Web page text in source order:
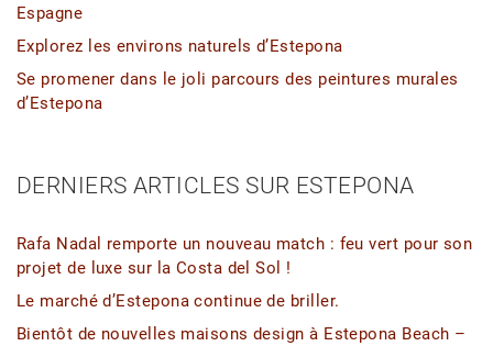
Espagne
Explorez les environs naturels d’Estepona
Se promener dans le joli parcours des peintures murales
d’Estepona
DERNIERS ARTICLES SUR ESTEPONA
Rafa Nadal remporte un nouveau match : feu vert pour son
projet de luxe sur la Costa del Sol !
Le marché d’Estepona continue de briller.
Bientôt de nouvelles maisons design à Estepona Beach –